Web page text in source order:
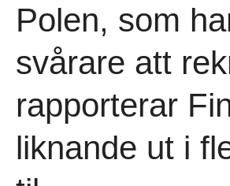
Polen, som
svårare att
rapporterar
liknande ut i